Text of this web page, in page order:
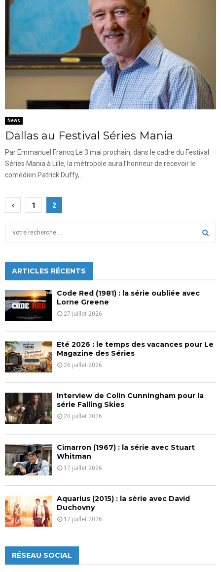
News
Dallas au Festival Séries Mania
Par Emmanuel Francq Le 3 mai prochain, dans le cadre du Festival
Séries Mania à Lille, la métropole aura l’honneur de recevoir le
comédien Patrick Duffy,...
Pagination
des
publications
1 2
h
f
o
r
:
C
ARTICLES RÉCENTS
Code Red (1981) : la série oubliée avec
Lorne Greene
27 juillet 2026
Eté 2026 : le temps des vacances pour Le
Magazine des Séries
26 juillet 2026
Interview de Colin Cunningham pour la
série Falling Skies
20 juillet 2026
Cimarron (1967) : la série avec Stuart
Whitman
17 juillet 2026
Aquarius (2015) : la série avec David
Duchovny
17 juillet 2026
RÉSEAU SOCIAL